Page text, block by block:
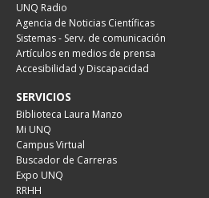
UNQ Radio
Agencia de Noticias Científicas
Sistemas - Serv. de comunicación
Artículos en medios de prensa
Accesibilidad y Discapacidad
SERVICIOS
Biblioteca Laura Manzo
Mi UNQ
Campus Virtual
Buscador de Carreras
Expo UNQ
RRHH